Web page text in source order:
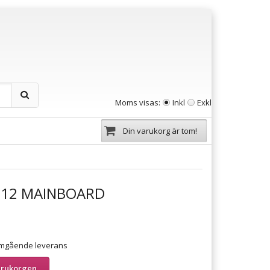
Moms visas: Inkl Exkl
Din varukorg är tom!
MAINBOARD
leverans